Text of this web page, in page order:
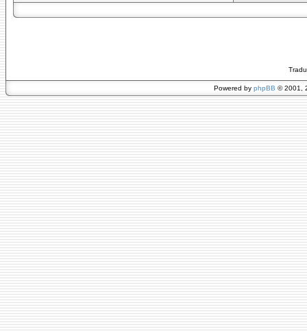
Powered by phpBB © 2001,